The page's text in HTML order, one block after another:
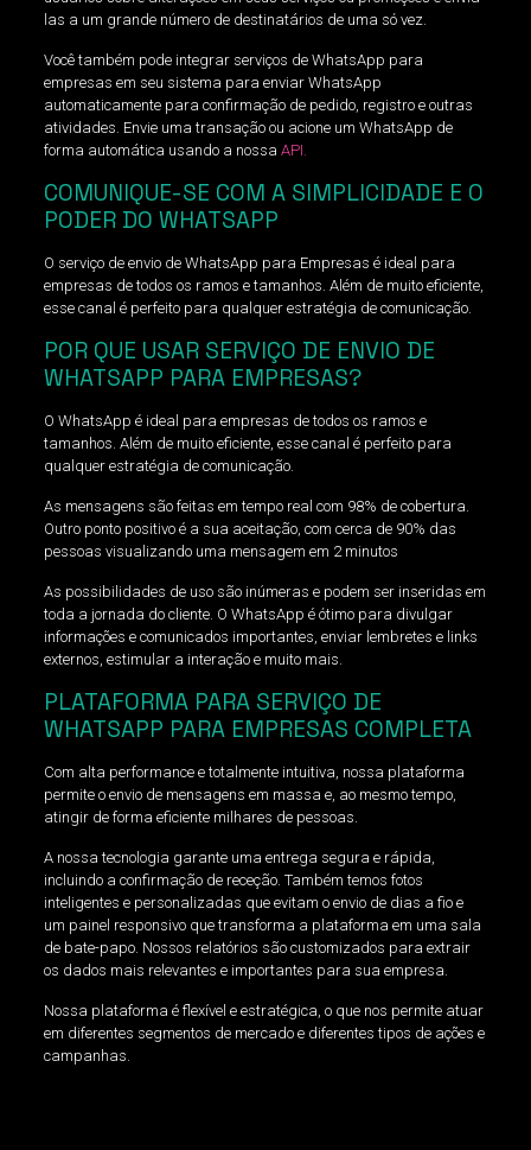
las a um grande número de destinatários de uma só vez.
Você também pode integrar serviços de WhatsApp para
empresas em seu sistema para enviar WhatsApp
automaticamente para confirmação de pedido, registro e outras
atividades. Envie uma transação ou acione um WhatsApp de
forma automática usando a nossa API.
COMUNIQUE-SE COM A SIMPLICIDADE E O
PODER DO WHATSAPP
O serviço de envio de WhatsApp para Empresas é ideal para
empresas de todos os ramos e tamanhos. Além de muito eficiente,
esse canal é perfeito para qualquer estratégia de comunicação.
POR QUE USAR SERVIÇO DE ENVIO DE
WHATSAPP PARA EMPRESAS?
O WhatsApp é ideal para empresas de todos os ramos e
tamanhos. Além de muito eficiente, esse canal é perfeito para
qualquer estratégia de comunicação.
As mensagens são feitas em tempo real com 98% de cobertura.
Outro ponto positivo é a sua aceitação, com cerca de 90% das
pessoas visualizando uma mensagem em 2 minutos
As possibilidades de uso são inúmeras e podem ser inseridas em
toda a jornada do cliente. O WhatsApp é ótimo para divulgar
informações e comunicados importantes, enviar lembretes e links
externos, estimular a interação e muito mais.
PLATAFORMA PARA SERVIÇO DE
WHATSAPP PARA EMPRESAS COMPLETA
Com alta performance e totalmente intuitiva, nossa plataforma
permite o envio de mensagens em massa e, ao mesmo tempo,
atingir de forma eficiente milhares de pessoas.
A nossa tecnologia garante uma entrega segura e rápida,
incluindo a confirmação de receção. Também temos fotos
inteligentes e personalizadas que evitam o envio de dias a fio e
um painel responsivo que transforma a plataforma em uma sala
de bate-papo. Nossos relatórios são customizados para extrair
os dados mais relevantes e importantes para sua empresa.
Nossa plataforma é flexível e estratégica, o que nos permite atuar
em diferentes segmentos de mercado e diferentes tipos de ações e
campanhas.